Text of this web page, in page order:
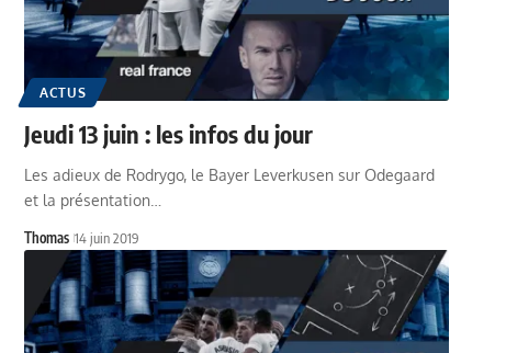
ACTUS
Jeudi 13 juin : les infos du jour
Les adieux de Rodrygo, le Bayer Leverkusen sur Odegaard
et la présentation…
Thomas 14 juin 2019